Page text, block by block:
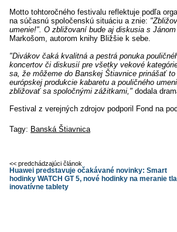
Motto tohtoročného festivalu reflektuje podľa
na súčasnú spoločenskú situáciu a znie:
umenie!". O zbližovaní bude aj diskusia s Jánom
Markošom, autorom knihy Bližšie k sebe.
"Divákov čaká kvalitná a pestrá ponuka
koncertov či diskusií pre všetky vekové
sa, že môžeme do Banskej Štiavnice prinášať
európskej produkcie kabaretu a pouličného
zbližovať sa spoločnými zážitkami," dodala
Festival z verejných zdrojov podporil Fond na
Tagy: Banská Štiavnica
<< predchádzajúci článok
Huawei predstavuje očakávané novinky: Smart
hodinky WATCH GT 5, nové hodinky na meranie
inovatívne tablety